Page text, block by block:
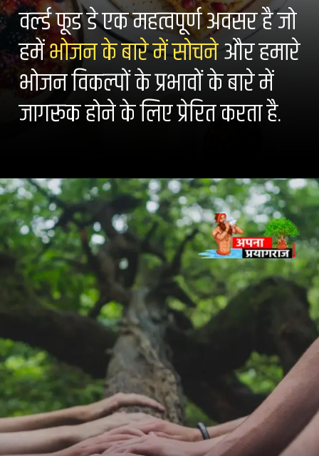
वर्ल्ड फूड डे एक महत्वपूर्ण अवसर है जो
हमेंभोजन के बारे में सोचनेऔर हमारे
भोजन विकल्पों के प्रभावों के बारे में
जागरूक होने के लिए प्रेरित करता है.